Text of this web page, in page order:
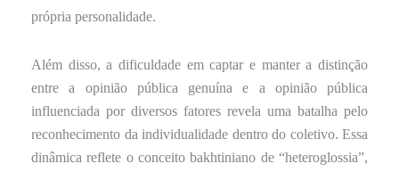
própria personalidade.
Além disso, a dificuldade em captar e manter a distinção
entre a opinião pública genuína e a opinião pública
influenciada por diversos fatores revela uma batalha pelo
reconhecimento da individualidade dentro do coletivo. Essa
dinâmica reflete o conceito bakhtiniano de “heteroglossia”,